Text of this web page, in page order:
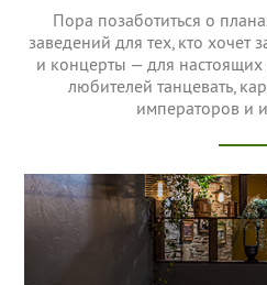
Пора позаботиться о
заведений для тех, кто
и концерты — для
любителей танцевать,
императоров и